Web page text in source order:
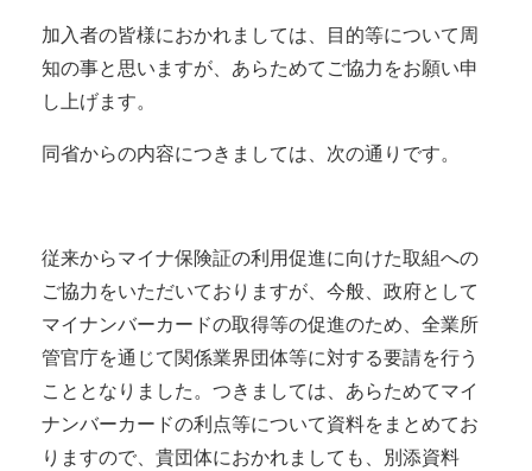
加入者の皆様におかれましては、目的等について周
知の事と思いますが、あらためてご協力をお願い申
し上げます。
同省からの内容につきましては、次の通りです。
従来からマイナ保険証の利用促進に向けた取組への
ご協力をいただいておりますが、今般、政府として
マイナンバーカードの取得等の促進のため、全業所
管官庁を通じて関係業界団体等に対する要請を行う
こととなりました。つきましては、あらためてマイ
ナンバーカードの利点等について資料をまとめてお
りますので、貴団体におかれましても、別添資料